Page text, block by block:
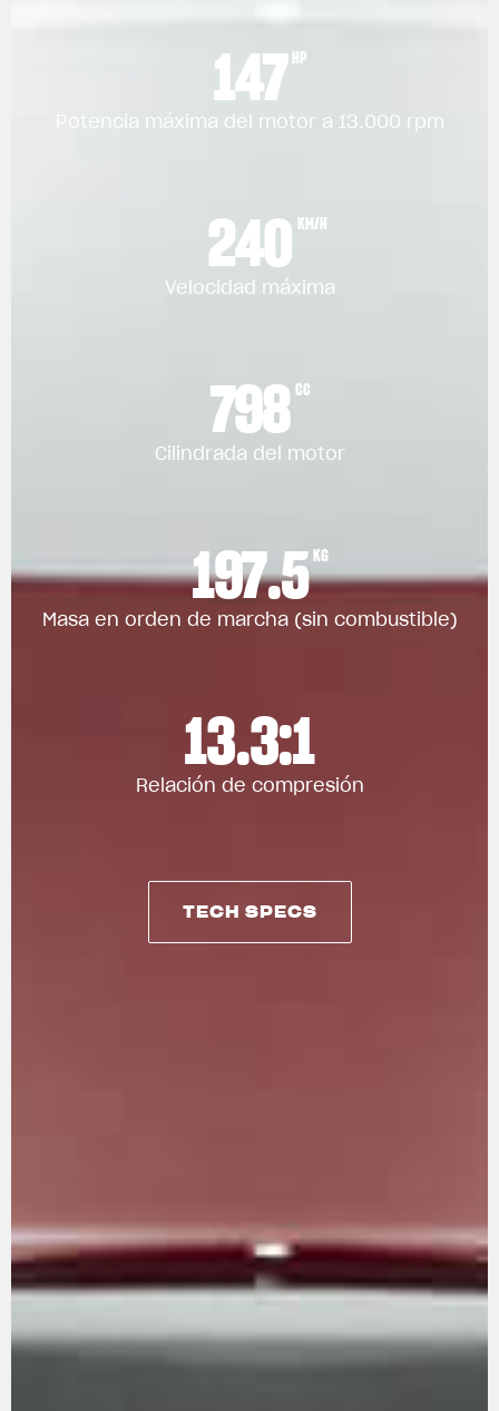
147 HP
Potencia máxima del motor a 13.000 rpm
240 KM/H
Velocidad máxima
798 CC
Cilindrada del motor
197.5 KG
Masa en orden de marcha (sin combustible)
13.3:1
Relación de compresión
TECH SPECS